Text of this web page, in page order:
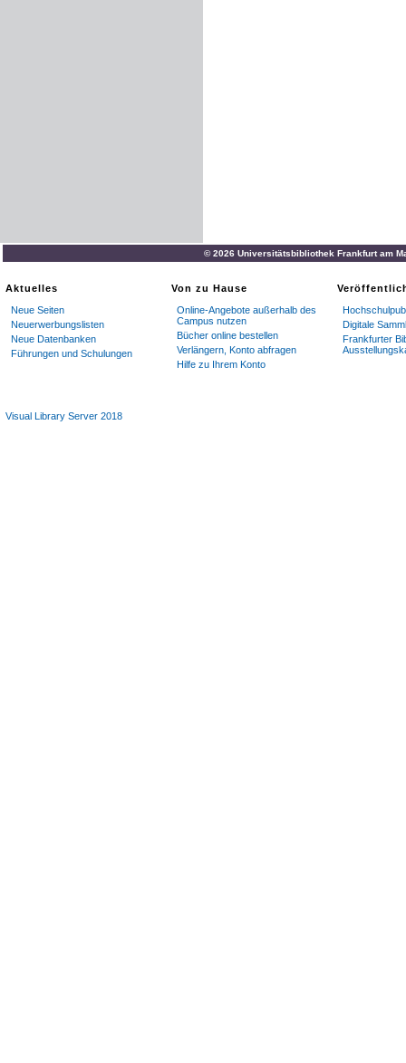
© 2026 Universitätsbibliothek Frankfurt am
Aktuelles
Neue Seiten
Neuerwerbungslisten
Neue Datenbanken
Führungen und Schulungen
Von zu Hause
Online-Angebote außerhalb des
Campus nutzen
Bücher online bestellen
Verlängern, Konto abfragen
Hilfe zu Ihrem Konto
Digitale
Frankfurter
Visual Library Server 2018